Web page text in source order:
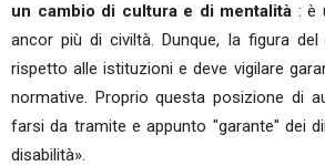
un cambio di cultura e di mentalità : è
ancor più di civiltà. Dunque, la figura del
rispetto alle istituzioni e deve vigilare
normative. Proprio questa posizione di
farsi da tramite e appunto "garante" dei
disabilità».